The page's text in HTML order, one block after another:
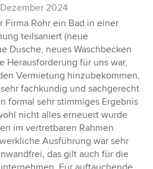
2024
Firma Rohr ein Bad in einer
teilsaniert (neue
Dusche, neues Waschbecken
Herausforderung für uns war,
Vermietung hinzubekommen.
fachkundig und sachgerecht
formal sehr stimmiges Ergebnis
nicht alles erneuert wurde
im vertretbaren Rahmen
Ausführung war sehr
das gilt auch für die